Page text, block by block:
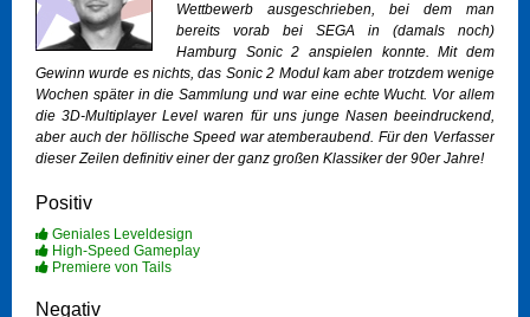
Wettbewerb ausgeschrieben, bei dem man
bereits vorab bei SEGA in (damals noch)
Hamburg Sonic 2 anspielen konnte. Mit dem
Gewinn wurde es nichts, das Sonic 2 Modul kam aber trotzdem wenige
Wochen später in die Sammlung und war eine echte Wucht. Vor allem
die 3D-Multiplayer Level waren für uns junge Nasen beeindruckend,
aber auch der höllische Speed war atemberaubend. Für den Verfasser
dieser Zeilen definitiv einer der ganz großen Klassiker der 90er Jahre!
Positiv
Geniales Leveldesign
High-Speed Gameplay
Premiere von Tails
Negativ